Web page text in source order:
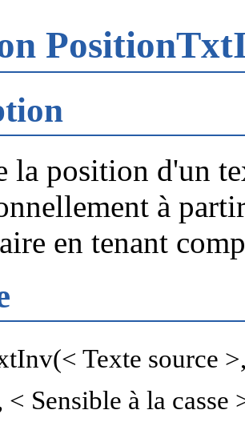
la position d'un
à
en tenant
Texte source
< Sensible à la casse